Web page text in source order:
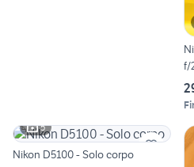
f/
5
Nikon D5100 - Solo corpo